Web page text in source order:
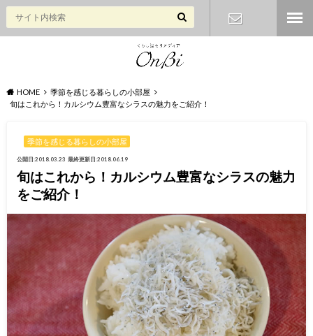
HOME
季節を感じる暮らしの小部屋
旬はこれから！カルシウム豊富なシラスの魅力をご紹介！
季節を感じる暮らしの小部屋
公開日:2018.03.23 最終更新日:2018.06.19
旬はこれから！カルシウム豊富なシラスの魅力
をご紹介！